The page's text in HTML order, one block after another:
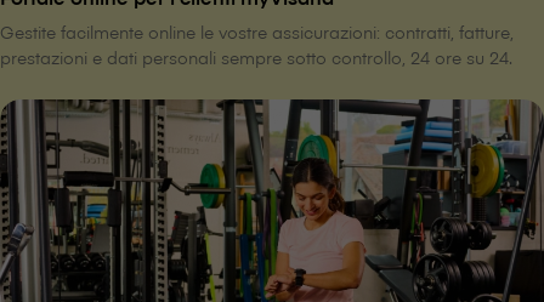
Gestite facilmente online le vostre assicurazioni: contratti, fatture,
prestazioni e dati personali sempre sotto controllo, 24 ore su 24.